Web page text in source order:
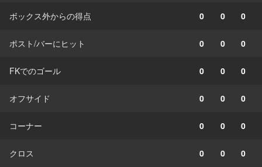
ボックス外からの得点 0 0 0
ポスト/バーにヒット 0 0 0
FKでのゴール 0 0 0
オフサイド 0 0 0
コーナー 0 0 0
クロス 0 0 0